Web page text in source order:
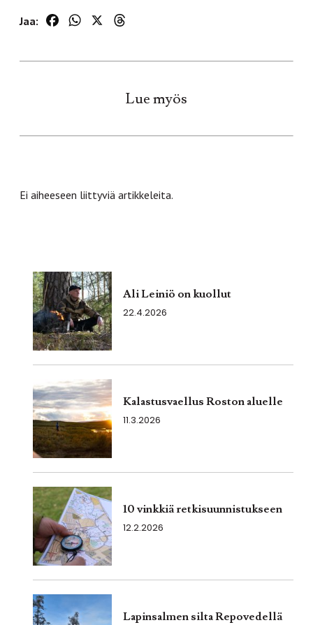
Jaa: FacebookWhatsApp
Lue myös
Ei aiheeseen liittyviä artikkeleita.
Ali Leiniö on kuollut
22.4.2026
Kalastusvaellus Roston aluelle
11.3.2026
10 vinkkiä retkisuunnistukseen
12.2.2026
Lapinsalmen silta Repovedellä